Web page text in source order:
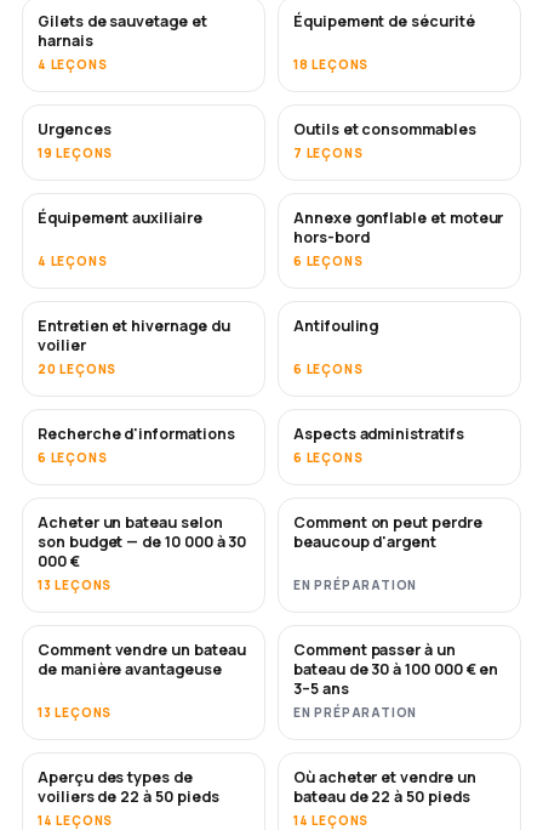
Gilets de sauvetage et
harnais
4 LEÇONS
Équipement de sécurité
18 LEÇONS
Urgences
19 LEÇONS
Outils et consommables
7 LEÇONS
Équipement auxiliaire
4 LEÇONS
Annexe gonflable et moteur
hors-bord
6 LEÇONS
Entretien et hivernage du
voilier
20 LEÇONS
BIENTÔT
Antifouling
6 LEÇONS
Recherche d'informations
6 LEÇONS
Aspects administratifs
6 LEÇONS
BIENTÔT
Acheter un bateau selon
son budget — de 10 000 à 30
000 €
13 LEÇONS
BIENTÔT
Comment on peut perdre
beaucoup d'argent
EN PRÉPARATION
NOUVEAU
Comment vendre un bateau
de manière avantageuse
13 LEÇONS
NOUVEAU
Comment passer à un
bateau de 30 à 100 000 € en
3–5 ans
EN PRÉPARATION
BIENTÔT
Aperçu des types de
voiliers de 22 à 50 pieds
14 LEÇONS
BIENTÔT
Où acheter et vendre un
bateau de 22 à 50 pieds
14 LEÇONS